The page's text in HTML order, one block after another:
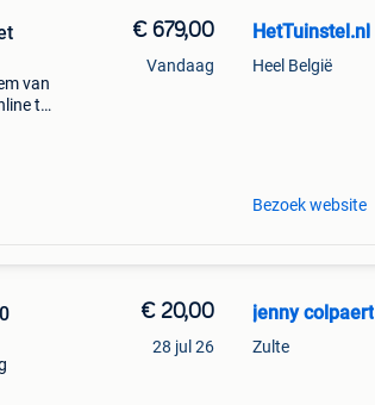
van
te
€ 679,00
Vandaag
HetTuinstel.nl
Heel België
Bezoek website
€ 20,00
28 jul 26
jenny colpaert
Zulte